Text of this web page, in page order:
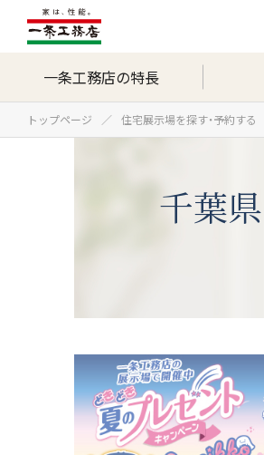
一条工務店の特長
トップページ 住宅展示場を探す・予約する
千葉